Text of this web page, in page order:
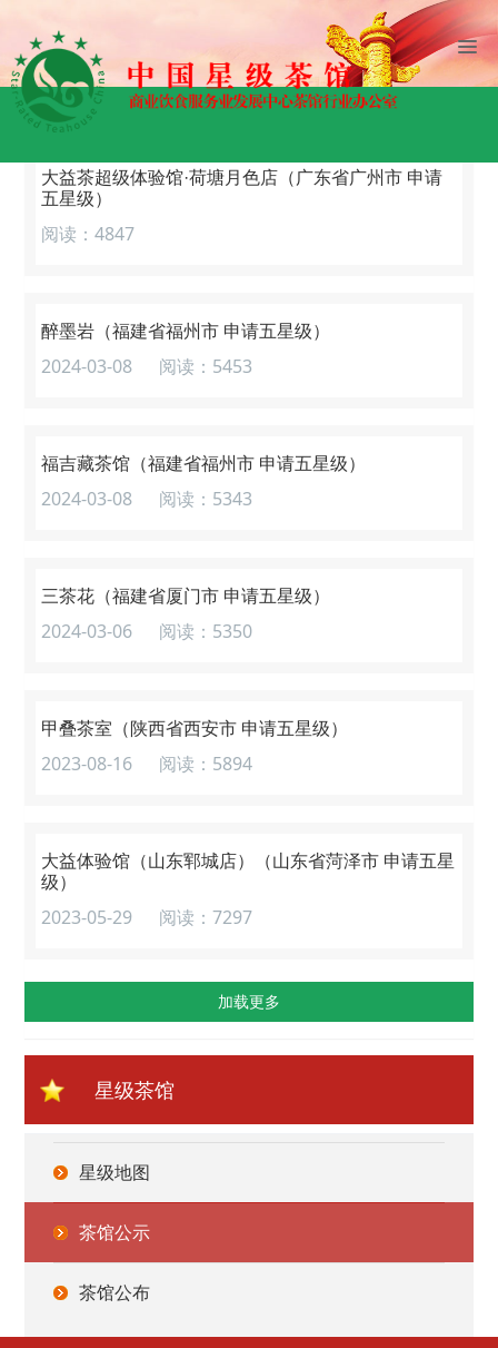
网站首页 星级茶馆 茶馆公示
大益茶超级体验馆·荷塘月色店（广东省广州市 申请
五星级）
阅读：4847
醉墨岩（福建省福州市 申请五星级）
2024-03-08 阅读：5453
福吉藏茶馆（福建省福州市 申请五星级）
2024-03-08 阅读：5343
三茶花（福建省厦门市 申请五星级）
2024-03-06 阅读：5350
甲叠茶室（陕西省西安市 申请五星级）
2023-08-16 阅读：5894
大益体验馆（山东郓城店）（山东省菏泽市 申请五星
级）
2023-05-29 阅读：7297
加载更多
星级茶馆
星级地图
茶馆公示
茶馆公布